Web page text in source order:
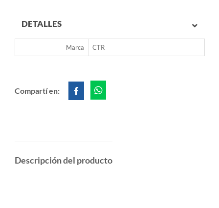
DETALLES
Marca CTR
Compartí en:
Descripción del producto